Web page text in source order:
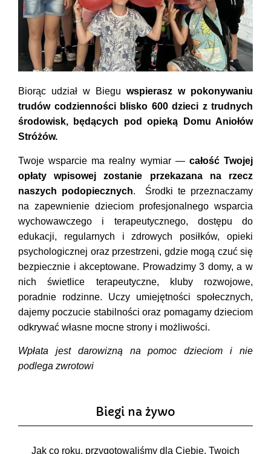
Biorąc udział w Biegu wspierasz w pokonywaniu
trudów codzienności blisko 600 dzieci z trudnych
środowisk, będących pod opieką Domu Aniołów
Stróżów.
Twoje wsparcie ma realny wymiar — całość Twojej
opłaty wpisowej zostanie przekazana na rzecz
naszych podopiecznych. Środki te przeznaczamy
na zapewnienie dzieciom profesjonalnego wsparcia
wychowawczego i terapeutycznego, dostępu do
edukacji, regularnych i zdrowych posiłków, opieki
psychologicznej oraz przestrzeni, gdzie mogą czuć się
bezpiecznie i akceptowane. Prowadzimy 3 domy, a w
nich świetlice terapeutyczne, kluby rozwojowe,
poradnie rodzinne. Uczy umiejętności społecznych,
dajemy poczucie stabilności oraz pomagamy dzieciom
odkrywać własne mocne strony i możliwości.
Wpłata jest darowizną na pomoc dzieciom i nie
podlega zwrotowi
Biegi na żywo
Jak co roku, przygotowaliśmy dla Ciebie, Twoich